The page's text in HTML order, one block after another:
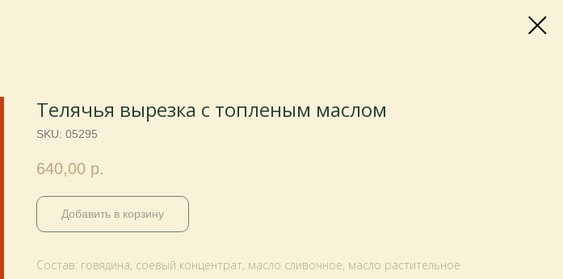
Телячья вырезка с топленым маслом
SKU: 05295
640,00 р.
Добавить в корзину
Состав: говядина, соевый концентрат, масло сливочное, масло растительное